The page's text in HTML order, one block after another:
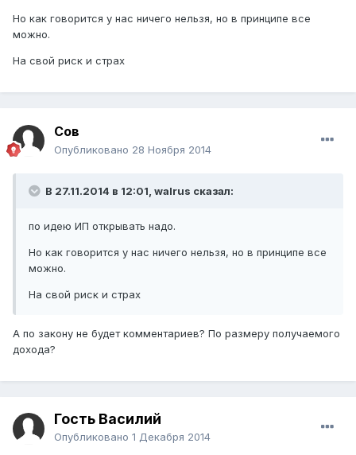
Но как говорится у нас ничего нельзя, но в принципе все
можно.
На свой риск и страх
Сов
Опубликовано 28 Ноября 2014
В 27.11.2014 в 12:01, walrus сказал:
по идею ИП открывать надо.
Но как говорится у нас ничего нельзя, но в принципе все
можно.
На свой риск и страх
А по закону не будет комментариев? По размеру получаемого
дохода?
Гость Василий
Опубликовано 1 Декабря 2014